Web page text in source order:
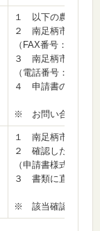
１ 以下の農振農用
２ 南足柄市産業振
（FAX番号：0465-
３ 南足柄市産業振
（電話番号：0465-
４ 申請書の最右欄
※ お問い合わせの
１ 南足柄市役所産
２ 確認したい地番
（申請書様式を使
３ 書類に直接農振
※ 該当確認のため